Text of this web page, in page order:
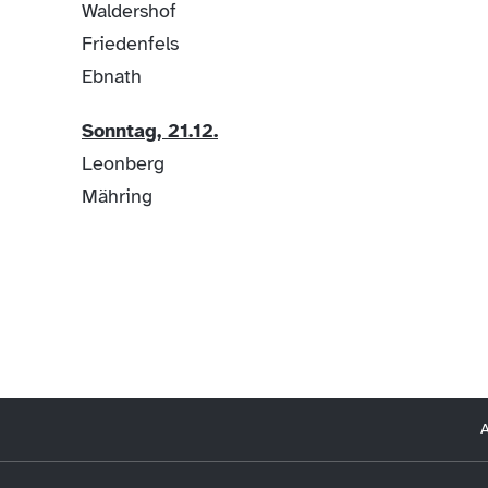
Waldershof
Friedenfels
Ebnath
Sonntag, 21.12.
Leonberg
Mähring